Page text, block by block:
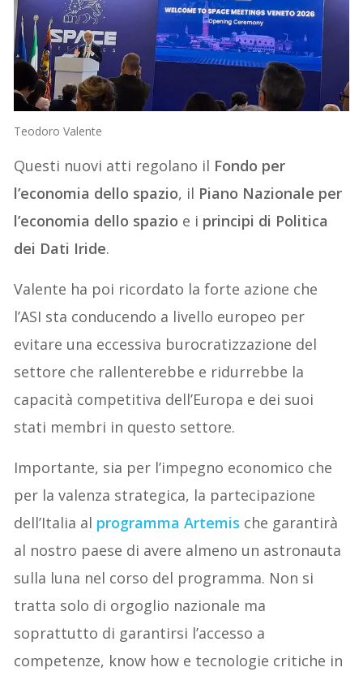
Teodoro Valente
Questi nuovi atti regolano il Fondo per
l’economia dello spazio, il Piano Nazionale per
l’economia dello spazio e i principi di Politica
dei Dati Iride.
Valente ha poi ricordato la forte azione che
l’ASI sta conducendo a livello europeo per
evitare una eccessiva burocratizzazione del
settore che rallenterebbe e ridurrebbe la
capacità competitiva dell’Europa e dei suoi
stati membri in questo settore.
Importante, sia per l’impegno economico che
per la valenza strategica, la partecipazione
dell’Italia al programma Artemis che garantirà
al nostro paese di avere almeno un astronauta
sulla luna nel corso del programma. Non si
tratta solo di orgoglio nazionale ma
soprattutto di garantirsi l’accesso a
competenze, know how e tecnologie critiche in